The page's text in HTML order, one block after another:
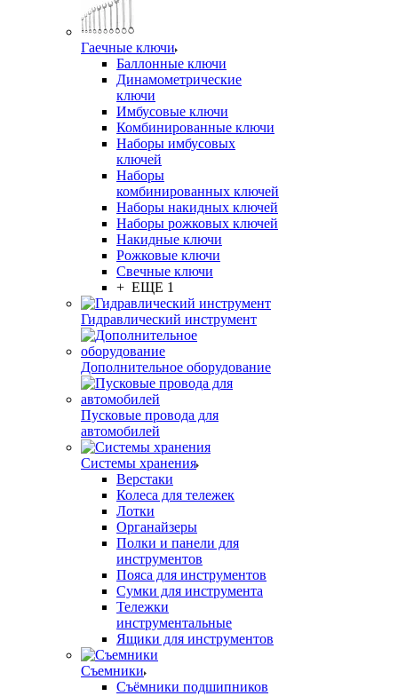
Гаечные ключи
Баллонные ключи
Динамометрические
ключи
Имбусовые ключи
Комбинированные ключи
Наборы имбусовых
ключей
Наборы
комбинированных ключей
Наборы накидных ключей
Наборы рожковых ключей
Накидные ключи
Рожковые ключи
Свечные ключи
+ ЕЩЕ 1
Гидравлический инструмент
Дополнительное оборудование
Пусковые провода для
автомобилей
Системы хранения
Верстаки
Колеса для тележек
Лотки
Органайзеры
Полки и панели для
инструментов
Пояса для инструментов
Сумки для инструмента
Тележки
инструментальные
Ящики для инструментов
Съемники
Съёмники подшипников